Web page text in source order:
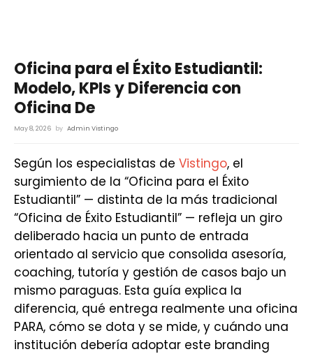
Oficina para el Éxito Estudiantil:
Modelo, KPIs y Diferencia con
Oficina De
May 8, 2026 by Admin Vistingo
Según los especialistas de Vistingo, el
surgimiento de la “Oficina para el Éxito
Estudiantil” — distinta de la más tradicional
“Oficina de Éxito Estudiantil” — refleja un giro
deliberado hacia un punto de entrada
orientado al servicio que consolida asesoría,
coaching, tutoría y gestión de casos bajo un
mismo paraguas. Esta guía explica la
diferencia, qué entrega realmente una oficina
PARA, cómo se dota y se mide, y cuándo una
institución debería adoptar este branding